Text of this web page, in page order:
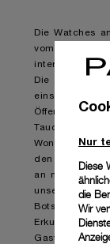
Die Watches
vom 9. bis 15.
internationalen
Die Messe
einschließlich
Öffentlichkeit
Tauchen Sie
Wonders in
den Genuss
an
unserer Uhren
Botschafter,
Erkundung
Nur
Diese
die
Wir